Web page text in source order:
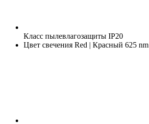
Класс пылевлагозащиты IP20
Цвет свечения Red | Красный 625 nm